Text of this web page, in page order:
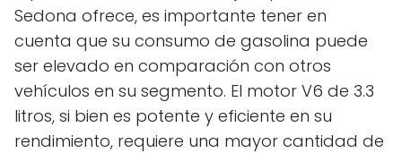
Sedona ofrece, es importante tener en
cuenta que su consumo de gasolina puede
ser elevado en comparación con otros
vehículos en su segmento. El motor V6 de 3.3
litros, si bien es potente y eficiente en su
rendimiento, requiere una mayor cantidad de